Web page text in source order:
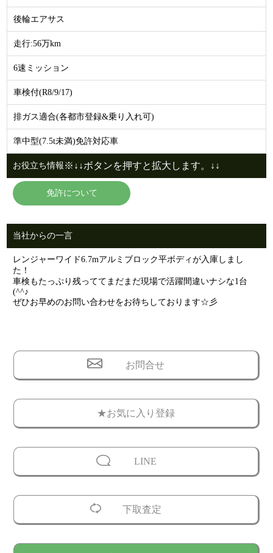
後輪エアサス
走行:56万km
6速ミッション
車検付(R8/9/17)
排ガス適合(各都市登録&乗り入れ可)
準中型(7.5t未満)免許対応車
お役立ち情報 ※↓↓ボタンを押すと拡大します。↓↓
免許について
当社からの一言
レンジャーワイド6.7mアルミブロック平ボディが入庫しまし
た！
車検もたっぷり残っててまだまだ現場で活躍間違いナシな1台
(^^♪
ぜひお早めのお問い合わせをお待ちしております☆彡
お問合せ
★お気に入り登録
LINE
下取査定